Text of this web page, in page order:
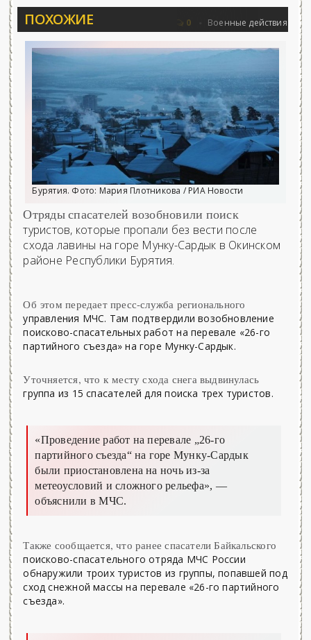
ПОХОЖИЕ
25.06.2026 - «Новости»... Военные действия Об
Бурятия. Фото: Мария Плотникова / РИА Новости
Отряды спасателей возобновили поиск
туристов, которые пропали без вести после
схода лавины на горе Мунку-Сардык в Окинском
районе Республики Бурятия.
Об этом передает пресс-служба регионального
управления МЧС. Там подтвердили возобновление
поисково-спасательных работ на перевале «26-го
партийного съезда» на горе Мунку-Сардык.
Уточняется, что к месту схода снега выдвинулась
группа из 15 спасателей для поиска трех туристов.
«Проведение работ на перевале „26-го
партийного съезда“ на горе Мунку-Сардык
были приостановлена на ночь из-за
метеоусловий и сложного рельефа», —
объяснили в МЧС.
Также сообщается, что ранее спасатели Байкальского
поисково-спасательного отряда МЧС России
обнаружили троих туристов из группы, попавшей под
сход снежной массы на перевале «26-го партийного
съезда».